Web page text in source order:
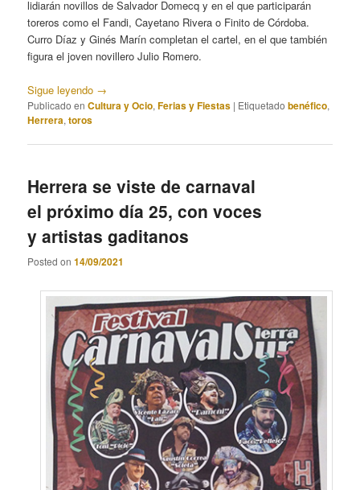
lidiarán novillos de Salvador Domecq y en el que participarán
toreros como el Fandi, Cayetano Rivera o Finito de Córdoba.
Curro Díaz y Ginés Marín completan el cartel, en el que también
figura el joven novillero Julio Romero.
Sigue leyendo →
Publicado en Cultura y Ocio,Ferias y Fiestas | Etiquetado benéfico,
Herrera,toros
Herrera se viste de carnaval
el próximo día 25, con voces
y artistas gaditanos
Posted on14/09/2021